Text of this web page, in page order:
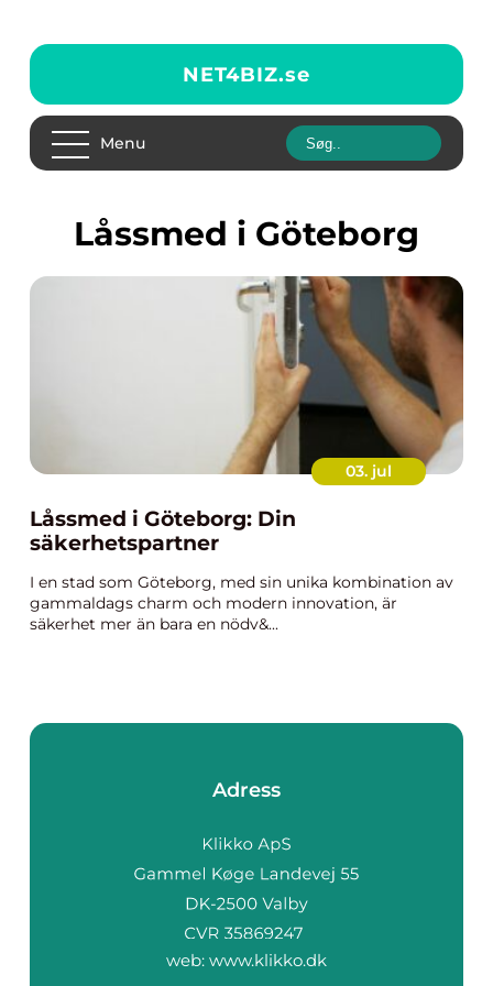
NET4BIZ.se
Menu
låssmed i Göteborg
03. jul
Låssmed i Göteborg: Din
säkerhetspartner
I en stad som Göteborg, med sin unika kombination av
gammaldags charm och modern innovation, är
säkerhet mer än bara en nödv&...
Adress
web: www.klikko.dk